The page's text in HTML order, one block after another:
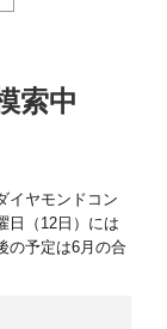
索中
イヤモンドコン
日（12日）には
の予定は6月の合